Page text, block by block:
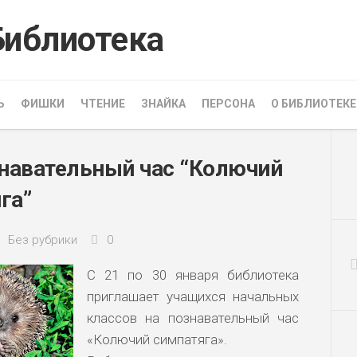
ФИШКИ ЧТЕНИЕ ЗНАЙКА ПЕРСОНА О БИБЛИОТЕКЕ
час “Колючий
Без рубрики 0
С 21 по 30 января библиотека
приглашает учащихся начальных
классов на познавательный час
«Колючий симпатяга».